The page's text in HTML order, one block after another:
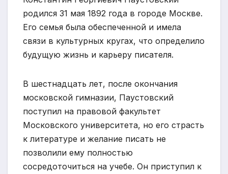
родился 31 мая 1892 года в городе Москве.
Его семья была обеспеченной и имела
связи в культурных кругах, что определило
будущую жизнь и карьеру писателя.
В шестнадцать лет, после окончания
московской гимназии, Паустовский
поступил на правовой факультет
Московского университета, но его страсть
к литературе и желание писать не
позволили ему полностью
сосредоточиться на учебе. Он приступил к